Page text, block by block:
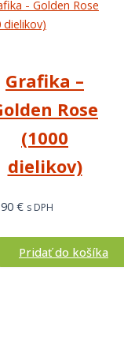
Grafika –
Rose
(1000
dielikov)
€ s DPH
Pridať do košíka